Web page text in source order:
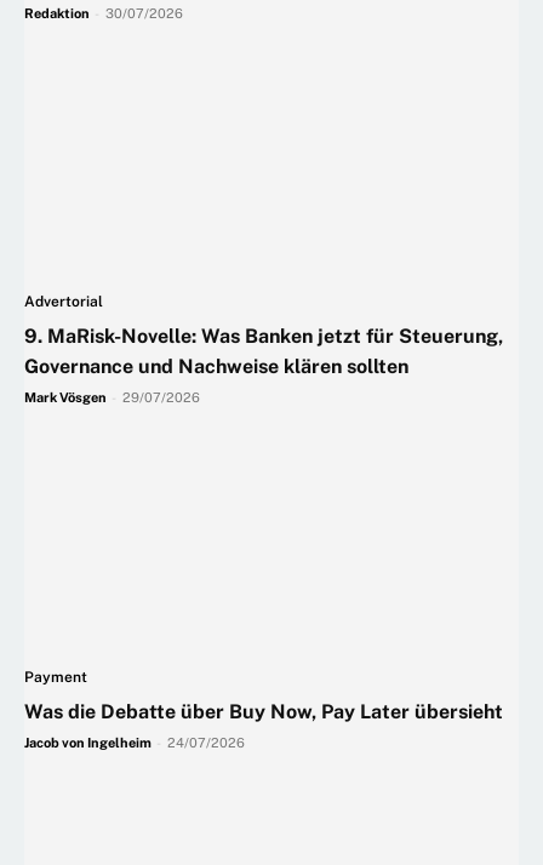
Redaktion 30/07/2026
Advertorial
9. MaRisk-Novelle: Was Banken jetzt für Steuerung,
Governance und Nachweise klären sollten
Mark Vösgen 29/07/2026
Payment
Was die Debatte über Buy Now, Pay Later übersieht
Jacob von Ingelheim 24/07/2026